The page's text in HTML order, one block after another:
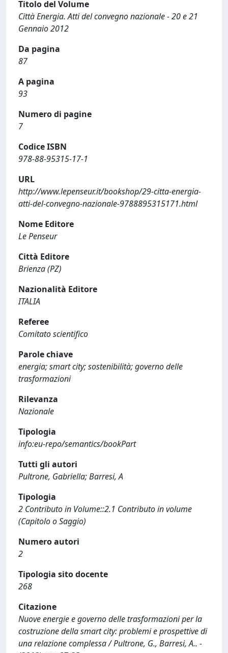
Titolo del Volume
Città Energia. Atti del convegno nazionale - 20 e 21
Gennaio 2012
Da pagina
87
A pagina
93
Numero di pagine
7
Codice ISBN
978-88-95315-17-1
URL
http://www.lepenseur.it/bookshop/29-citta-energia-
atti-del-convegno-nazionale-9788895315171.html
Nome Editore
Le Penseur
Città Editore
Brienza (PZ)
Nazionalità Editore
ITALIA
Referee
Comitato scientifico
Parole chiave
energia; smart city; sostenibilità; governo delle
trasformazioni
Rilevanza
Nazionale
Tipologia
info:eu-repo/semantics/bookPart
Tutti gli autori
Pultrone, Gabriella; Barresi, A
Tipologia
2 Contributo in Volume::2.1 Contributo in volume
(Capitolo o Saggio)
Numero autori
2
Tipologia sito docente
268
Citazione
Nuove energie e governo delle trasformazioni per la
costruzione della smart city: problemi e prospettive di
una relazione complessa / Pultrone, G., Barresi, A.. -